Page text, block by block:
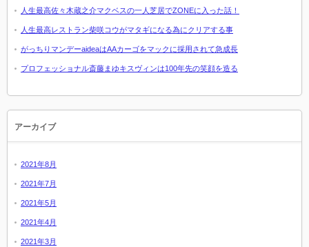
人生最高佐々木蔵之介マクベスの一人芝居でZONEに入った話！
人生最高レストラン柴咲コウがマタギになる為にクリアする事
がっちりマンデーaideaはAAカーゴをマックに採用されて急成長
プロフェッショナル斎藤まゆキスヴィンは100年先の笑顔を造る
アーカイブ
2021年8月
2021年7月
2021年5月
2021年4月
2021年3月